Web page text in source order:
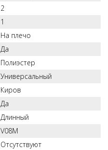
2
1
На плечо
Да
Полиэстер
Универсальный
Киров
Да
Длинный
V08M
Отсутствуют